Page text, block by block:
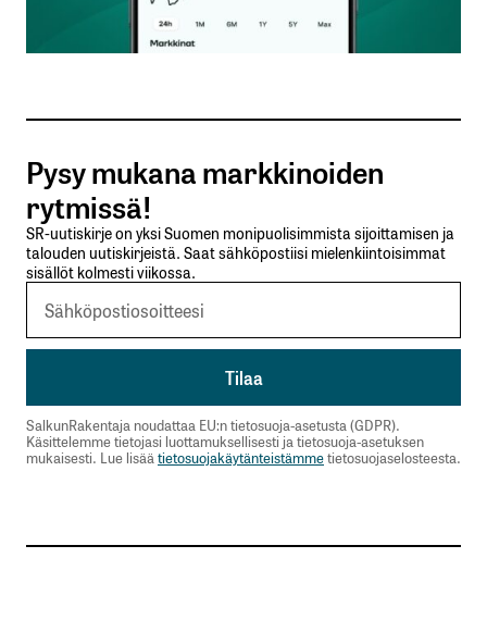
Sähköpostiosoitteesi
Tilaa SalkunRakentajan uutiskirje
Lähetä kommentti
Pysy mukana markkinoiden
rytmissä!
SR-uutiskirje on yksi Suomen monipuolisimmista sijoittamisen ja
talouden uutiskirjeistä. Saat sähköpostiisi mielenkiintoisimmat
sisällöt kolmesti viikossa.
SalkunRakentaja noudattaa EU:n tietosuoja-asetusta (GDPR).
Käsittelemme tietojasi luottamuksellisesti ja tietosuoja-asetuksen
mukaisesti. Lue lisää tietosuojakäytänteistämmetietosuojaselosteesta.